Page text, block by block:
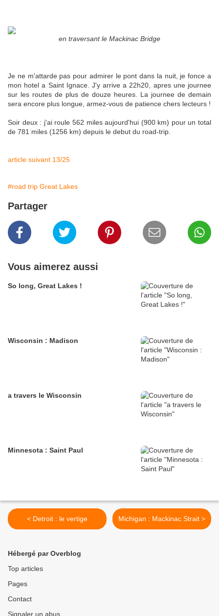
en traversant le Mackinac Bridge
Je ne m'attarde pas pour admirer le pont dans la nuit, je fonce a
mon hotel a Saint Ignace. J'y arrive a 22h20, apres une journee
sur les routes de plus de douze heures. La journee de demain
sera encore plus longue, armez-vous de patience chers lecteurs !
Soir deux : j'ai roule 562 miles aujourd'hui (900 km) pour un total
de 781 miles (1256 km) depuis le debut du road-trip.
article suivant 13/25
#road trip Great Lakes
Partager
Vous aimerez aussi
So long, Great Lakes !
Wisconsin : Madison
a travers le Wisconsin
Minnesota : Saint Paul
< Detroit : le vertige Michigan : Mackinac Strait >
Hébergé par Overblog
Top articles
Pages
Contact
Signaler un abus